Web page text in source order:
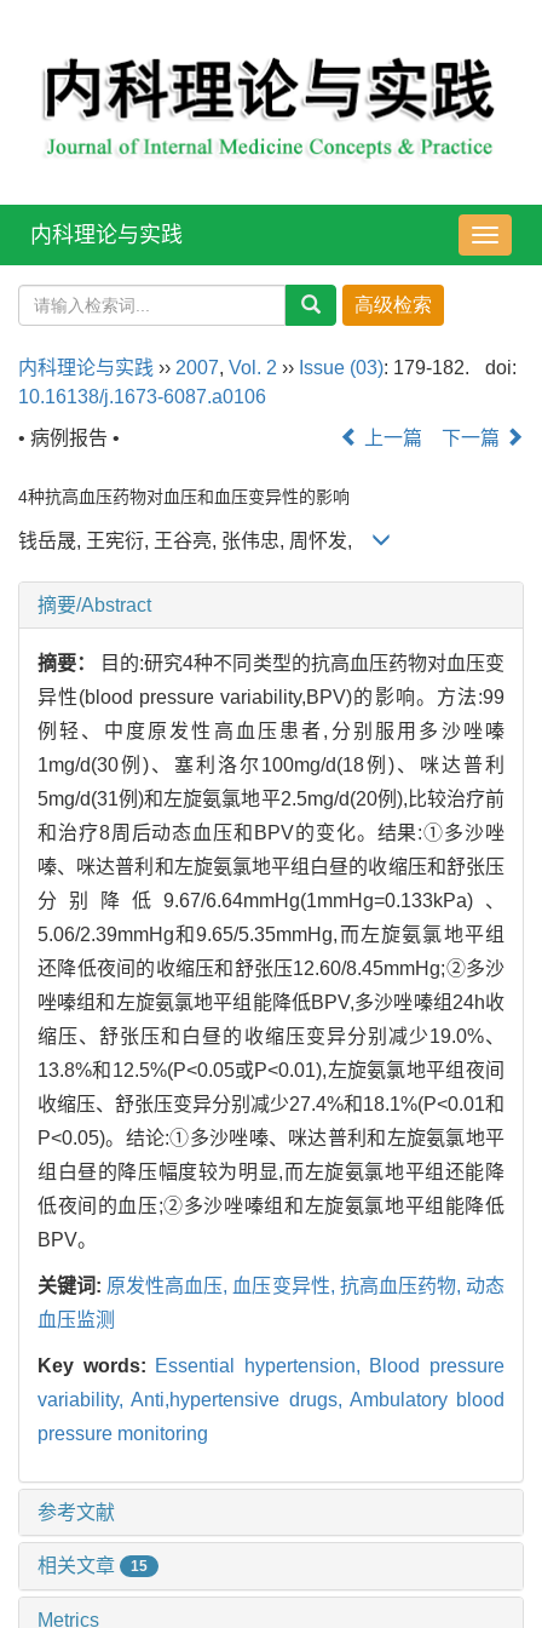
导
航
内科理论与实践
内科理论与实践 ›› 2007, Vol. 2 ›› Issue (03): 179-182.
doi:
10.16138/j.1673-6087.a0106
• 病例报告 •
上一篇 下一篇
4种抗高血压药物对血压和血压变异性的影响
钱岳晟, 王宪衍, 王谷亮, 张伟忠, 周怀发,
摘要/Abstract
摘要：
目的:研究4种不同类型的抗高血压药物对血压变
异性(blood pressure variability,BPV)的影响。方法:99
例轻、中度原发性高血压患者,分别服用多沙唑嗪
1mg/d(30例)、塞利洛尔100mg/d(18例)、咪达普利
5mg/d(31例)和左旋氨氯地平2.5mg/d(20例),比较治疗前
和治疗8周后动态血压和BPV的变化。结果:①多沙唑
嗪、咪达普利和左旋氨氯地平组白昼的收缩压和舒张压
分别降低9.67/6.64mmHg(1mmHg=0.133kPa)、
5.06/2.39mmHg和9.65/5.35mmHg,而左旋氨氯地平组
还降低夜间的收缩压和舒张压12.60/8.45mmHg;②多沙
唑嗪组和左旋氨氯地平组能降低BPV,多沙唑嗪组24h收
缩压、舒张压和白昼的收缩压变异分别减少19.0%、
13.8%和12.5%(P<0.05或P<0.01),左旋氨氯地平组夜间
收缩压、舒张压变异分别减少27.4%和18.1%(P<0.01和
P<0.05)。结论:①多沙唑嗪、咪达普利和左旋氨氯地平
组白昼的降压幅度较为明显,而左旋氨氯地平组还能降
低夜间的血压;②多沙唑嗪组和左旋氨氯地平组能降低
BPV。
关键词: 原发性高血压, 血压变异性, 抗高血压药物, 动态
血压监测
Key words: Essential hypertension, Blood pressure
variability,Anti,hypertensive drugs, Ambulatory blood
pressure monitoring
参考文献
相关文章 15
Metrics